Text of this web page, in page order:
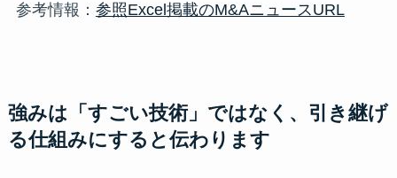
参考情報： 参照Excel掲載のM&AニュースURL
強みは「すごい技術」ではなく、引き継げ
る仕組みにすると伝わります